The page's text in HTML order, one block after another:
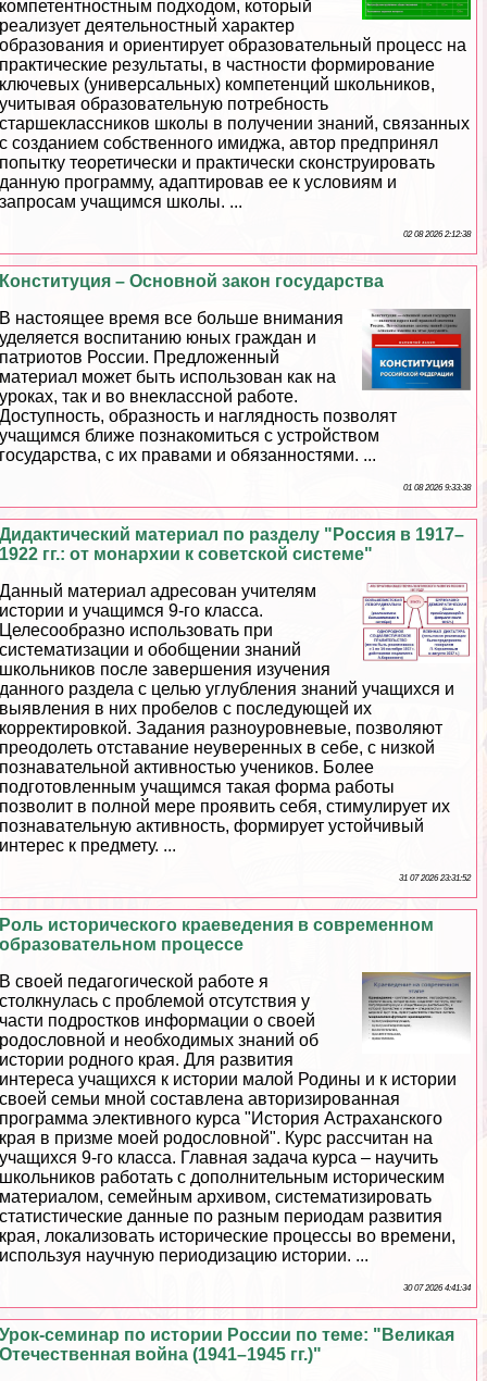
компетентностным подходом, который
реализует деятельностный хаpaктер
образования и ориентирует образовательный процесс на
пpaктические результаты, в частности формирование
ключевых (универсальных) компетенций школьников,
учитывая образовательную потребность
старшеклассников школы в получении знаний, связанных
с созданием собственного имиджа, автор предпринял
попытку теоретически и пpaктически сконструировать
данную программу, адаптировав ее к условиям и
запросам учащимся школы. ...
02 08 2026 2:12:38
Конституция – Основной закон государства
В настоящее время все больше внимания
уделяется воспитанию юных граждан и
патриотов России. Предложенный
материал может быть использован как на
уроках, так и во внеклассной работе.
Доступность, образность и наглядность позволят
учащимся ближе познакомиться с устройством
государства, с их правами и обязанностями. ...
01 08 2026 9:33:38
Дидактический материал по разделу "Россия в 1917–
1922 гг.: от монархии к советской системе"
Данный материал адресован учителям
истории и учащимся 9-го класса.
Целесообразно использовать при
систематизации и обобщении знаний
школьников после завершения изучения
данного раздела с целью углубления знаний учащихся и
выявления в них пробелов с последующей их
корректировкой. Задания разноуровневые, позволяют
преодолеть отставание неуверенных в себе, с низкой
познавательной активностью учеников. Более
подготовленным учащимся такая форма работы
позволит в полной мере проявить себя, стимулирует их
познавательную активность, формирует устойчивый
интерес к предмету. ...
31 07 2026 23:31:52
Роль исторического краеведения в современном
образовательном процессе
В своей педагогической работе я
столкнулась с проблемой отсутствия у
части подростков информации о своей
родословной и необходимых знаний об
истории родного края. Для развития
интереса учащихся к истории малой Родины и к истории
своей семьи мной составлена авторизированная
программа элективного курса "История Астpaxaнского
края в призме моей родословной". Курс рассчитан на
учащихся 9-го класса. Главная задача курса – научить
школьников работать с дополнительным историческим
материалом, семейным архивом, систематизировать
статистические данные по разным периодам развития
края, локализовать исторические процессы во времени,
используя научную периодизацию истории. ...
30 07 2026 4:41:34
Урок-семинар по истории России по теме: "Великая
Отечественная война (1941–1945 гг.)"